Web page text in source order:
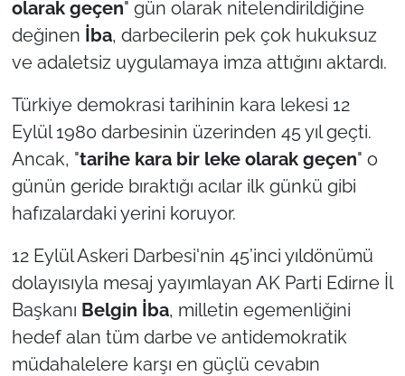
olarak geçen" gün olarak nitelendirildiğine
değinen İba, darbecilerin pek çok hukuksuz
ve adaletsiz uygulamaya imza attığını aktardı.
Türkiye demokrasi tarihinin kara lekesi 12
Eylül 1980 darbesinin üzerinden 45 yıl geçti.
Ancak, "tarihe kara bir leke olarak geçen" o
günün geride bıraktığı acılar ilk günkü gibi
hafızalardaki yerini koruyor.
12 Eylül Askeri Darbesi'nin 45’inci yıldönümü
dolayısıyla mesaj yayımlayan AK Parti Edirne İl
Başkanı Belgin İba, milletin egemenliğini
hedef alan tüm darbe ve antidemokratik
müdahalelere karşı en güçlü cevabın
ÇANAKKALE
Bölge
Güvenlik
Politika
Flaş Haber
Dış Haberler